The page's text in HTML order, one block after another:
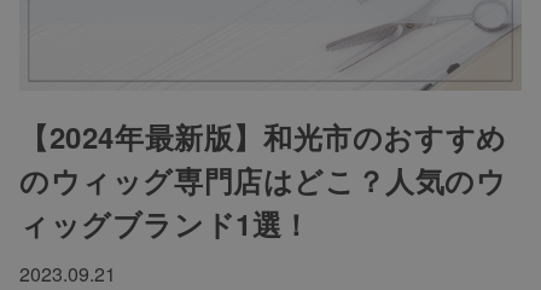
【2024年最新版】和光市のおすすめ
のウィッグ専門店はどこ？人気のウ
ィッグブランド1選！
2023.09.21